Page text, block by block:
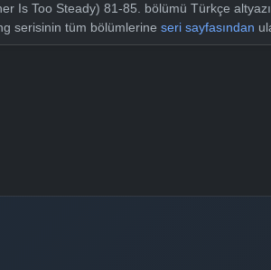
Is Too Steady) 81-85. bölümü Türkçe
serisinin tüm bölümlerine seri sayfasından